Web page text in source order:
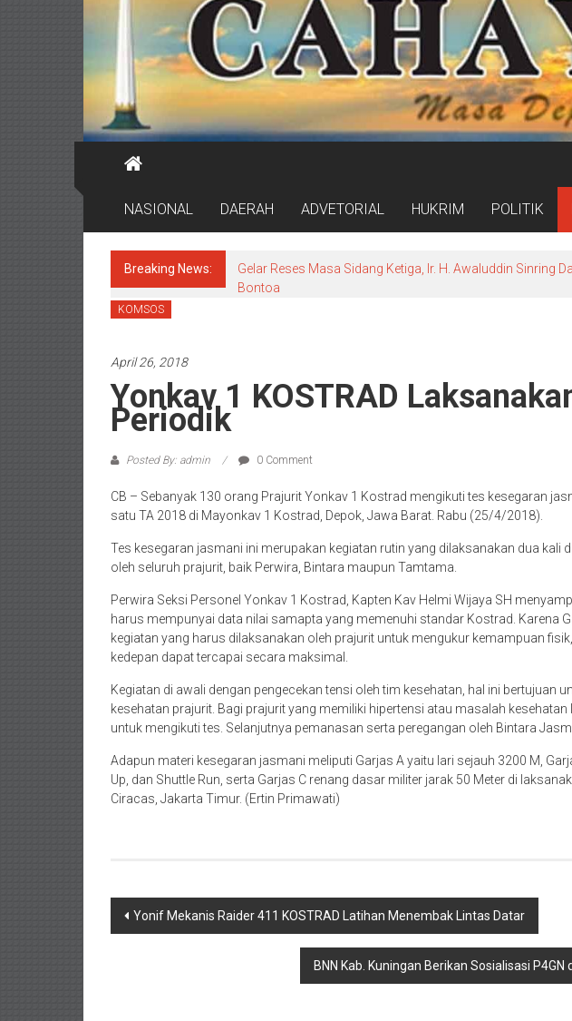
NASIONAL DAERAH ADVETORIAL HUKRIM POLITIK
Breaking News:
Gelar Reses Masa Sidang Ketiga, Ir. H. Awaluddin Sinring
Bontoa
KOMSOS
April 26, 2018
Yonkav 1 KOSTRAD
Periodik
Posted By: admin 0 Comment
CB – Sebanyak 130 orang Prajurit Yonkav 1 Kostrad mengikuti tes kesegaran
satu TA 2018 di Mayonkav 1 Kostrad, Depok, Jawa Barat. Rabu (25/4/2018).
Tes kesegaran jasmani ini merupakan kegiatan rutin yang dilaksanakan dua kali
oleh seluruh prajurit, baik Perwira, Bintara maupun Tamtama.
Perwira Seksi Personel Yonkav 1 Kostrad, Kapten Kav Helmi Wijaya SH
harus mempunyai data nilai samapta yang memenuhi standar Kostrad. Karena
kegiatan yang harus dilaksanakan oleh prajurit untuk mengukur kemampuan
kedepan dapat tercapai secara maksimal.
Kegiatan di awali dengan pengecekan tensi oleh tim kesehatan, hal ini bertujuan
kesehatan prajurit. Bagi prajurit yang memiliki hipertensi atau masalah
untuk mengikuti tes. Selanjutnya pemanasan serta peregangan oleh Bintara
Adapun materi kesegaran jasmani meliputi Garjas A yaitu lari sejauh 3200 M,
Up, dan Shuttle Run, serta Garjas C renang dasar militer jarak 50 Meter di
Ciracas, Jakarta Timur. (Ertin Primawati)
Post
Yonif Mekanis Raider 411 KOSTRAD Latihan Menembak Lintas Datar
BNN Kab. Kuningan Berikan Sosialisasi